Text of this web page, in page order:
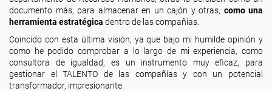
documento más, para almacenar en un cajón y otras, como una
herramienta estratégica dentro de las compañías.
Coincido con esta última visión, ya que bajo mi humilde opinión y
como he podido comprobar a lo largo de mi experiencia, como
consultora de igualdad, es un instrumento muy eficaz, para
gestionar el TALENTO de las compañías y con un potencial
transformador, impresionante.